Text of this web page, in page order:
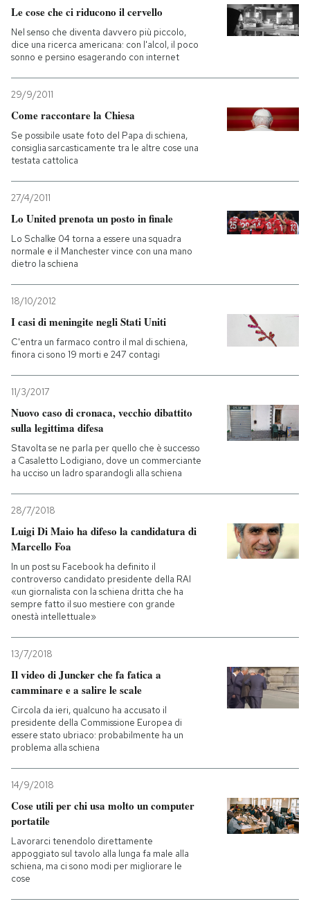
Le cose che ci riducono il cervello
Nel senso che diventa davvero più piccolo,
dice una ricerca americana: con l'alcol, il poco
sonno e persino esagerando con internet
29/9/2011
Come raccontare la Chiesa
Se possibile usate foto del Papa di schiena,
consiglia sarcasticamente tra le altre cose una
testata cattolica
27/4/2011
Lo United prenota un posto in finale
Lo Schalke 04 torna a essere una squadra
normale e il Manchester vince con una mano
dietro la schiena
18/10/2012
I casi di meningite negli Stati Uniti
C'entra un farmaco contro il mal di schiena,
finora ci sono 19 morti e 247 contagi
11/3/2017
Nuovo caso di cronaca, vecchio dibattito
sulla legittima difesa
Stavolta se ne parla per quello che è successo
a Casaletto Lodigiano, dove un commerciante
ha ucciso un ladro sparandogli alla schiena
28/7/2018
Luigi Di Maio ha difeso la candidatura di
Marcello Foa
In un post su Facebook ha definito il
controverso candidato presidente della RAI
«un giornalista con la schiena dritta che ha
sempre fatto il suo mestiere con grande
onestà intellettuale»
13/7/2018
Il video di Juncker che fa fatica a
camminare e a salire le scale
Circola da ieri, qualcuno ha accusato il
presidente della Commissione Europea di
essere stato ubriaco: probabilmente ha un
problema alla schiena
14/9/2018
Cose utili per chi usa molto un computer
portatile
Lavorarci tenendolo direttamente
appoggiato sul tavolo alla lunga fa male alla
schiena, ma ci sono modi per migliorare le
cose